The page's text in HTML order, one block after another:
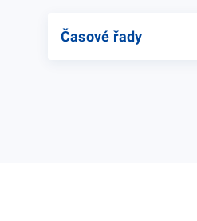
Časové řady